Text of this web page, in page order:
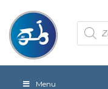
zoeken
Menu